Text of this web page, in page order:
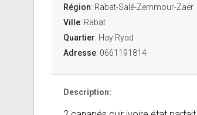
Région: Rabat-Salé-Zemmour-Zaër
Ville: Rabat
Quartier: Hay Ryad
Adresse: 0661191814
Description: